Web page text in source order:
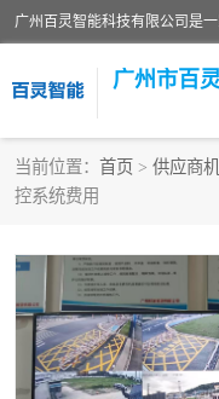
广州市百
当前位置： 首页 > 供应商机
控系统费用
安防监控红外报警系
人脸识别系统